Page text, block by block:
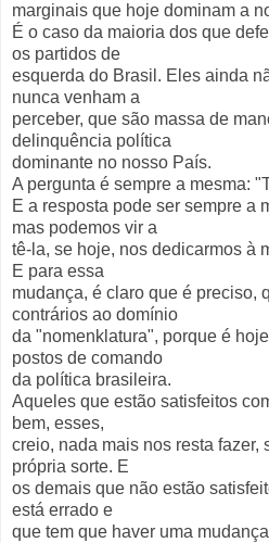
marginais que hoje dominam a
É o caso da maioria dos que
os partidos de
esquerda do Brasil. Eles ainda
nunca venham a
perceber, que são massa de
delinquência política
dominante no nosso País.
A pergunta é sempre a mesma:
E a resposta pode ser sempre a
mas podemos vir a
tê-la, se hoje, nos dedicarmos à
E para essa
mudança, é claro que é preciso,
contrários ao domínio
da "nomenklatura", porque é
postos de comando
da política brasileira.
Aqueles que estão satisfeitos
bem, esses,
creio, nada mais nos resta fazer,
própria sorte. E
os demais que não estão
está errado e
que tem que haver uma